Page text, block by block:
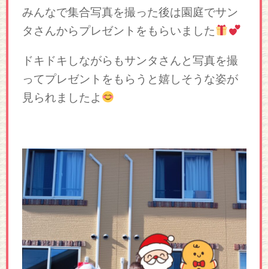
みんなで集合写真を撮った後は園庭でサン
タさんからプレゼントをもらいました
ドキドキしながらもサンタさんと写真を撮
ってプレゼントをもらうと嬉しそうな姿が
見られましたよ